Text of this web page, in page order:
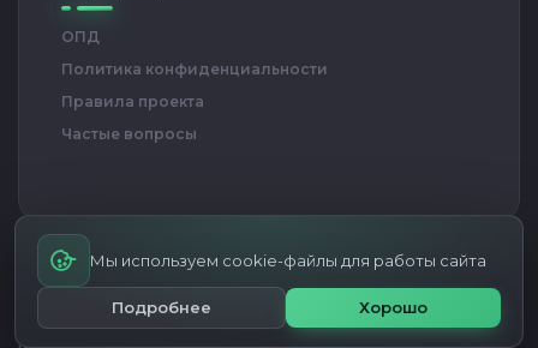
ОПД
Политика конфиденциальности
Правила проекта
Частые вопросы
RED BULL ARENA — Проект игровых серверов CS 1.6© Все права
защищены
Мы используем cookie-файлы для работы сайта
Подробнее Хорошо